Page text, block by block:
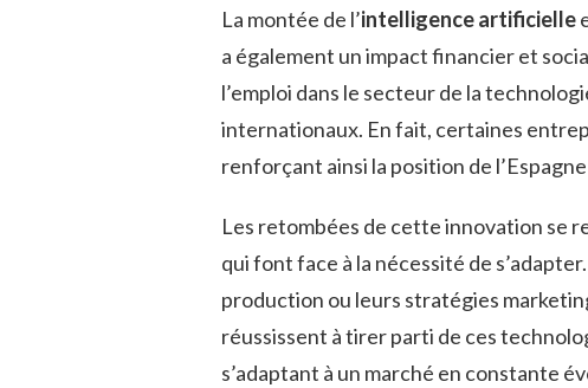
La montée de l’intelligence artificielle
a également un impact financier et
l’emploi dans le secteur de la
internationaux. En fait, certaines
renforçant ainsi la position de
Les retombées de cette innovation se
qui font face à la nécessité de
production ou leurs stratégies
réussissent à tirer parti de ces
s’adaptant à un marché en constante